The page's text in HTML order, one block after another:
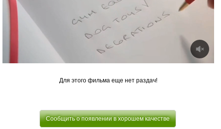
Для этого фильма еще нет раздач!
Сообщить о появлении в хорошем качестве